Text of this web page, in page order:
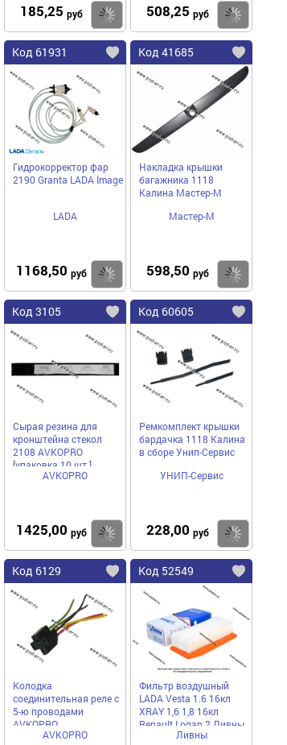
185,25 руб Купить
508,25 руб
Код 61931
Гидрокорректор фар
2190 Granta LADA Image
LADA
1168,50 руб Купить
Код 41685
Накладка крышки
багажника 1118
Калина Мастер-М
Мастер-М
598,50 руб
Код 3105
Сырая резина для
кронштейна стекол
2108 AVKOPRO
[упаковка 10 шт.]
AVKOPRO
1425,00 руб Купить
Код 60605
Ремкомплект крышки
бардачка 1118 Калина
в сборе Унип-Сервис
УНИП-Сервис
228,00 руб
Код 6129
Колодка
соединительная реле с
5-ю проводами
AVKOPRO
AVKOPRO
Код 52549
Фильтр воздушный
LADA Vesta 1.6 16кл
XRAY 1,6 1,8 16кл
Renault Logan 2 Ливны
ЭФВ 1203.1109080
Ливны